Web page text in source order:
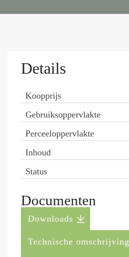
Details
Koopprijs
Gebruiksoppervlakte
Perceeloppervlakte
Inhoud
Status
Documenten
Downloads
Technische omschrijving